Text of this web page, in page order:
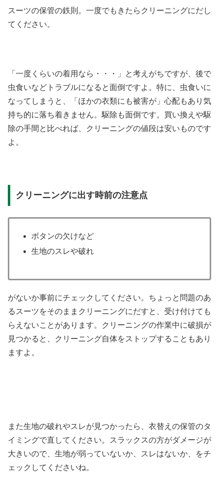
スーツの保管の鉄則。一度でもきたらクリーニングにだし
てください。
「一度くらいの着用なら・・・」と考えがちですが、後で
虫食いなどトラブルになると面倒ですよ。特に、虫食いに
なってしまうと、「ほかの衣類にも被害が」心配もあり気
持ち的に落ち着きません。駆除も面倒です。買い換えや駆
除の手間と比べれば、クリーニングの値段は安いものです
よ。
クリーニングに出す時前の注意点
ボタンの欠けなど
生地のスレや破れ
がないか事前にチェックしてください。ちょっと問題のあ
るスーツをそのままクリーニングにだすと、受け付けても
らえないことがあります。クリーニングの作業中に破損が
見つかると、クリーニング自体をストップすることもあり
ますよ。
また生地の破れやスレが見つかったら、衣替えの保管のタ
イミングで直してください。スラックスの方がダメージが
大きいので、生地が弱っていないか、スレはないか、をチ
ェックしてくださいね。